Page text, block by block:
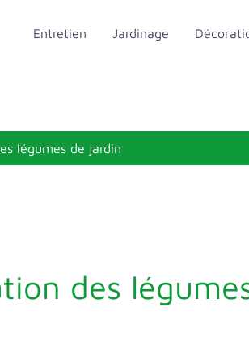
Entretien Jardinage
légumes de jardin
des